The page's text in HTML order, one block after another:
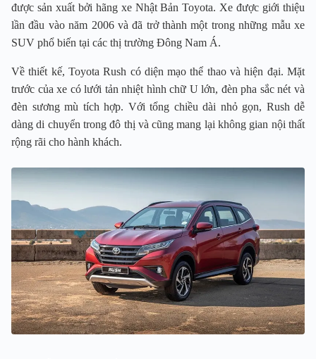
được sản xuất bởi hãng xe Nhật Bản Toyota. Xe được giới thiệu
lần đầu vào năm 2006 và đã trở thành một trong những mẫu xe
SUV phổ biến tại các thị trường Đông Nam Á.
Về thiết kế, Toyota Rush có diện mạo thể thao và hiện đại. Mặt
trước của xe có lưới tản nhiệt hình chữ U lớn, đèn pha sắc nét và
đèn sương mù tích hợp. Với tổng chiều dài nhỏ gọn, Rush dễ
dàng di chuyển trong đô thị và cũng mang lại không gian nội thất
rộng rãi cho hành khách.